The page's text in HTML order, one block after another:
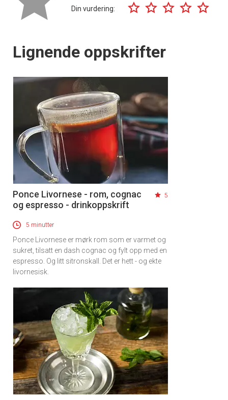
Din vurdering:
Lignende oppskrifter
Ponce Livornese - rom, cognac
og espresso - drinkoppskrift
5
5 minutter
Ponce Livornese er mørk rom som er varmet og
sukret, tilsatt en dash cognac og fylt opp med en
espresso. Og litt sitronskall. Det er hett - og ekte
livornesisk.